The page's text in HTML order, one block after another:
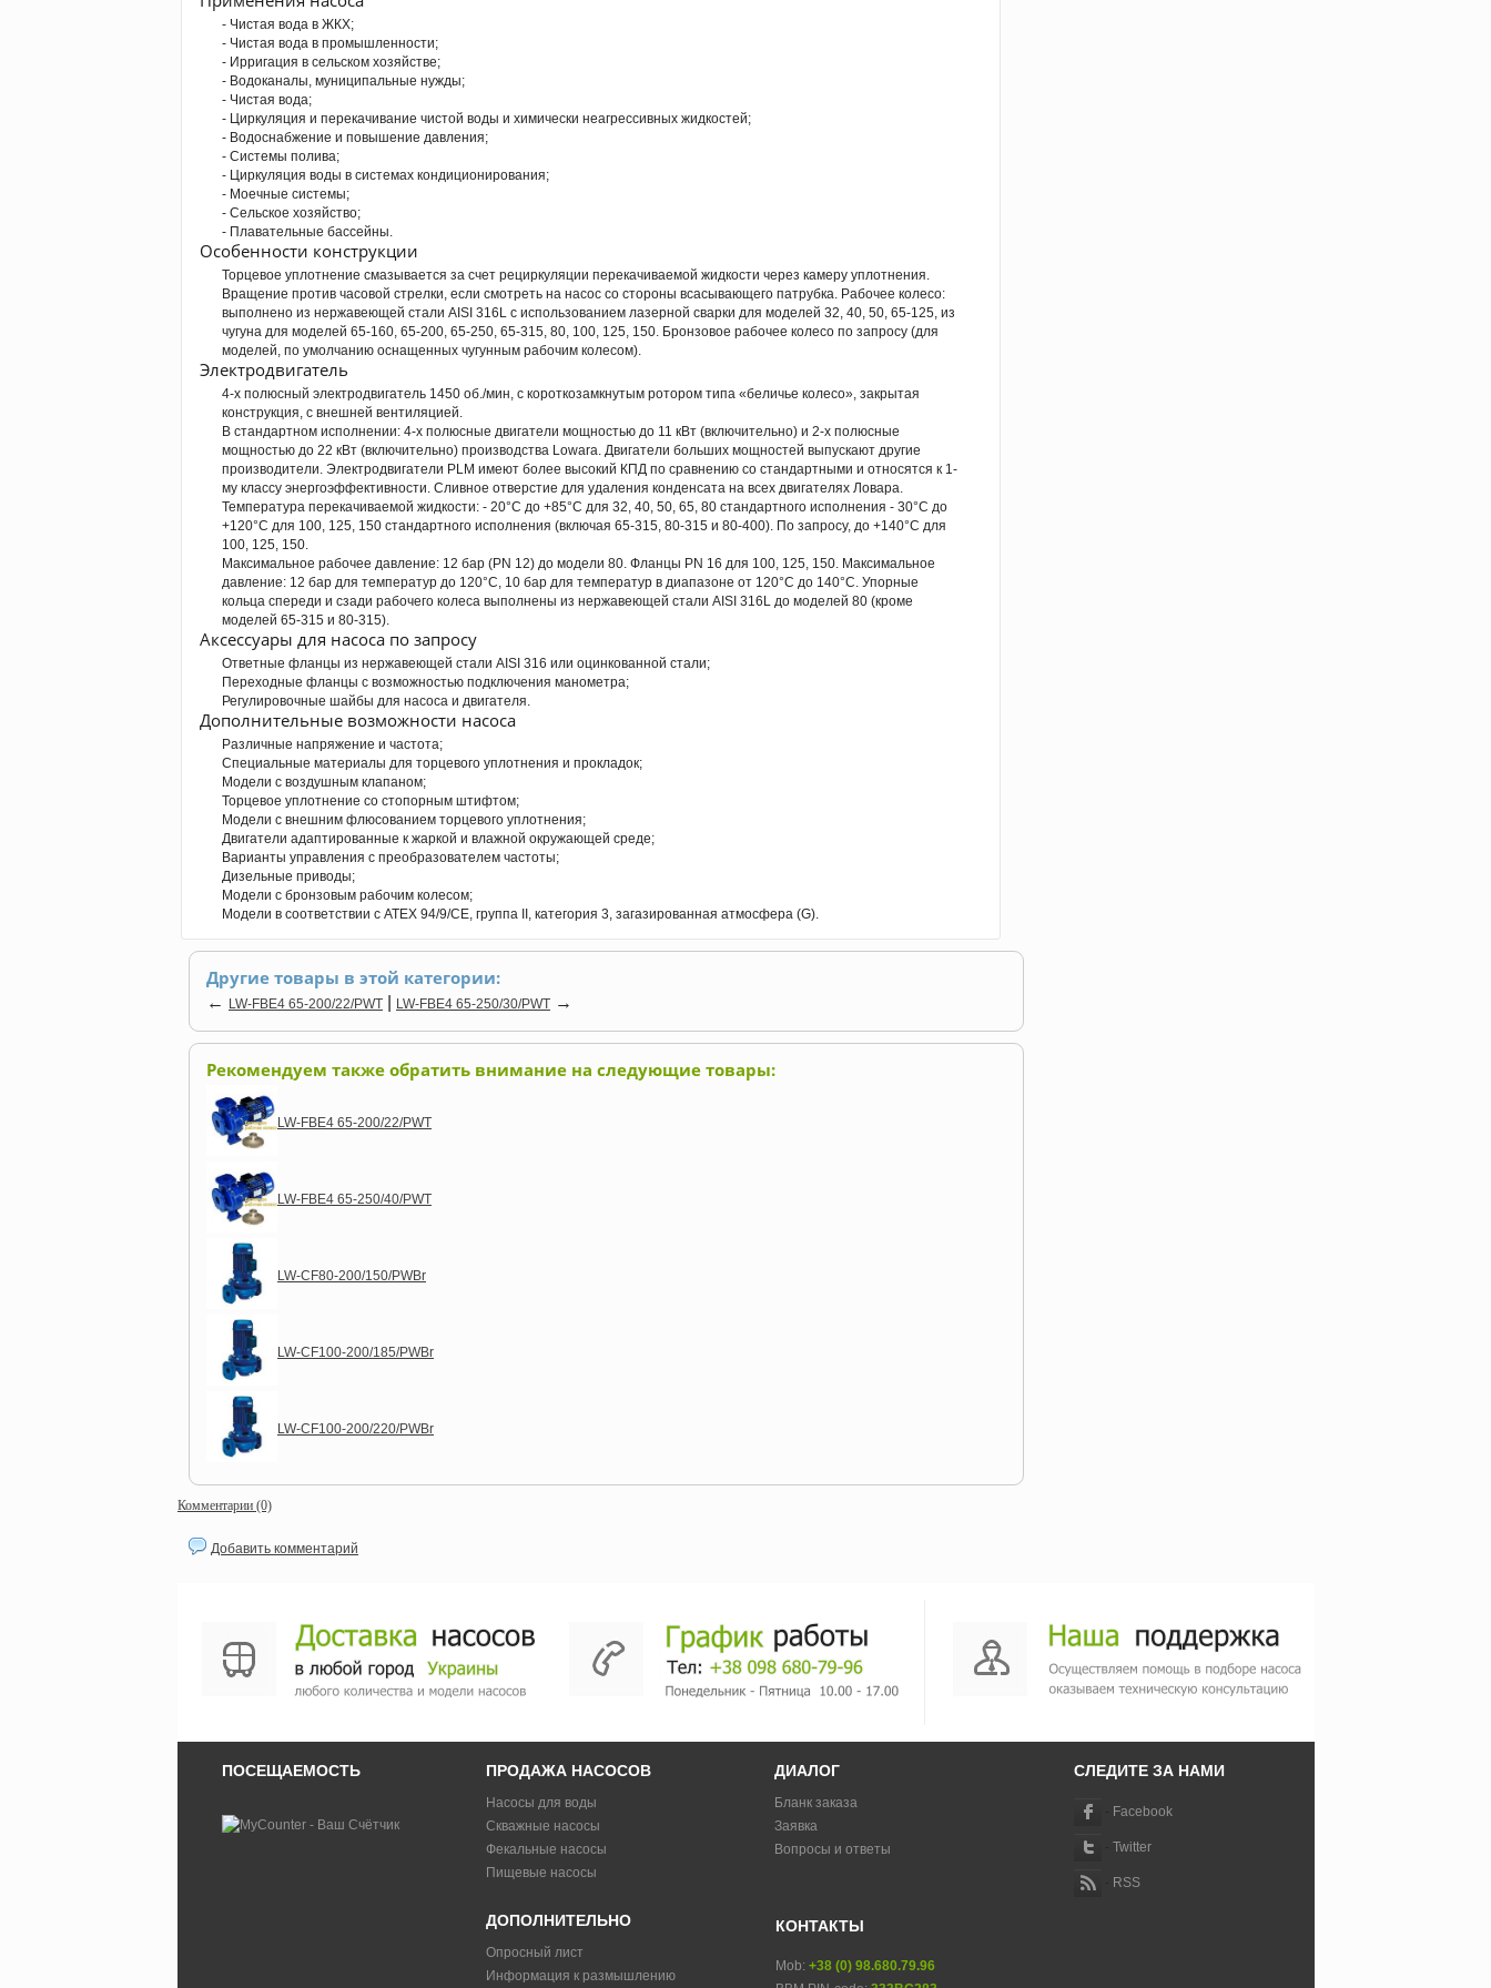
- Чистая вода в ЖКХ;
- Чистая вода в промышленности;
- Ирригация в сельском хозяйстве;
- Водоканалы, муниципальные нужды;
- Чистая вода;
- Циркуляция и перекачивание чистой воды и химически неагрессивных жидкостей;
- Водоснабжение и повышение давления;
- Системы полива;
- Циркуляция воды в системах кондиционирования;
- Моечные системы;
- Сельское хозяйство;
- Плавательные бассейны.
Особенности конструкции
Торцевое уплотнение смазывается за счет рециркуляции перекачиваемой жидкости через камеру уплотнения.
Вращение против часовой стрелки, если смотреть на насос со стороны всасывающего патрубка. Рабочее колесо:
выполнено из нержавеющей стали AISI 316L с использованием лазерной сварки для моделей 32, 40, 50, 65-125, из
чугуна для моделей 65-160, 65-200, 65-250, 65-315, 80, 100, 125, 150. Бронзовое рабочее колесо по запросу (для
моделей, по умолчанию оснащенных чугунным рабочим колесом).
Электродвигатель
4-х полюсный электродвигатель 1450 об./мин, с короткозамкнутым ротором типа «беличье колесо», закрытая
конструкция, с внешней вентиляцией.
В стандартном исполнении: 4-х полюсные двигатели мощностью до 11 кВт (включительно) и 2-х полюсные
мощностью до 22 кВт (включительно) производства Lowara. Двигатели больших мощностей выпускают другие
производители. Электродвигатели PLМ имеют более высокий КПД по сравнению со стандартными и относятся к 1-
му классу энергоэффективности. Сливное отверстие для удаления конденсата на всех двигателях Ловара.
Температура перекачиваемой жидкости: - 20°C до +85°C для 32, 40, 50, 65, 80 стандартного исполнения - 30°C до
+120°C для 100, 125, 150 стандартного исполнения (включая 65-315, 80-315 и 80-400). По запросу, до +140°C для
100, 125, 150.
Максимальное рабочее давление: 12 бар (PN 12) до модели 80. Фланцы PN 16 для 100, 125, 150. Максимальное
давление: 12 бар для температур до 120°C, 10 бар для температур в диапазоне от 120°C до 140°C. Упорные
кольца спереди и сзади рабочего колеса выполнены из нержавеющей стали AISI 316L до моделей 80 (кроме
моделей 65-315 и 80-315).
Аксессуары для насоса по запросу
Ответные фланцы из нержавеющей стали AISI 316 или оцинкованной стали;
Переходные фланцы с возможностью подключения манометра;
Регулировочные шайбы для насоса и двигателя.
Дополнительные возможности насоса
Различные напряжение и частота;
Специальные материалы для торцевого уплотнения и прокладок;
Модели с воздушным клапаном;
Торцевое уплотнение со стопорным штифтом;
Модели с внешним флюсованием торцевого уплотнения;
Двигатели адаптированные к жаркой и влажной окружающей среде;
Варианты управления с преобразователем частоты;
Дизельные приводы;
Модели с бронзовым рабочим колесом;
Модели в соответствии с ATEX 94/9/CE, группа II, категория 3, загазированная атмосфера (G).
Другие товары в этой категории:
← LW-FBE4 65-200/22/PWT LW-FBE4 65-250/30/PWT →
Рекомендуем также обратить внимание на следующие товары:
LW-FBE4 65-200/22/PWT
LW-FBE4 65-250/40/PWT
LW-CF80-200/150/PWBr
LW-CF100-200/185/PWBr
LW-CF100-200/220/PWBr
Комментарии (0)
Добавить комментарий
ПОСЕЩАЕМОСТЬ ПРОДАЖА НАСОСОВ
Насосы для воды
Скважные насосы
Фекальные насосы
Пищевые насосы
ДИАЛОГ
Бланк заказа
Заявка
Вопросы и ответы
ДОПОЛНИТЕЛЬНО
Опросный лист
Информация к размышлению
СЛЕДИТЕ ЗА НАМИ
Facebook
Twitter
RSS
КОНТАКТЫ
Mob: +38 (0) 98.680.79.96